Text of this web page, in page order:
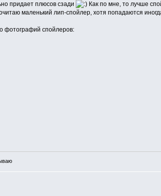
придает плюсов сзади
Как по мне, то лучше
маленький лип-спойлер, хотя попадаются
фотографий спойлеров: